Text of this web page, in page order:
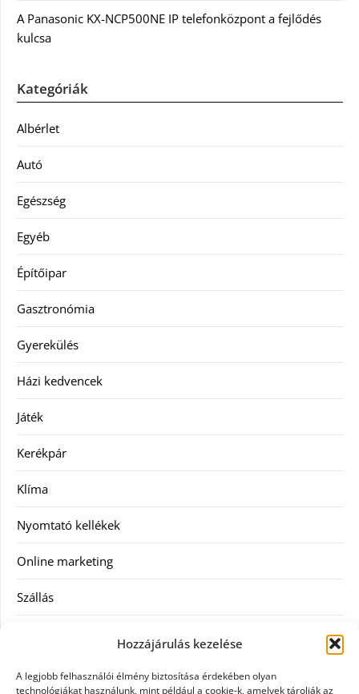
Hozzájárulás kezelése
A legjobb felhasználói élmény biztosítása érdekében olyan
technológiákat használunk, mint például a cookie-k, amelyek tárolják az
A Panasonic KX-NCP500NE IP telefonközpont a fejlődés
kulcsa
Kategóriák
Albérlet
Autó
Egészség
Egyéb
Építőipar
Gasztronómia
Gyerekülés
Házi kedvencek
Játék
Kerékpár
Klíma
Nyomtató kellékek
Online marketing
Szállás
Szellőztető